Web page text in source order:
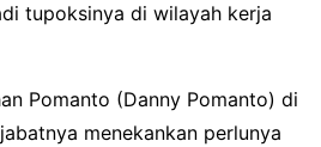
tupoksinya di wilayah kerja
Pomanto (Danny Pomanto) di
menekankan perlunya